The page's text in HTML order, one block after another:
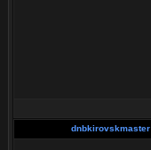
dnbkirovskmaster